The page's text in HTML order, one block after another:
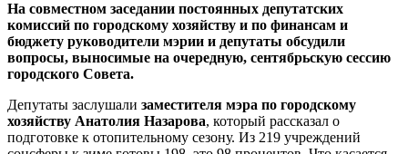
На совместном заседании постоянных депутатских
комиссий по городскому хозяйству и по финансам и
бюджету руководители мэрии и депутаты обсудили
вопросы, выносимые на очередную, сентябрьскую сессию
городского Совета.
Депутаты заслушали заместителя мэра по городскому
хозяйству Анатолия Назарова, который рассказал о
подготовке к отопительному сезону. Из 219 учреждений